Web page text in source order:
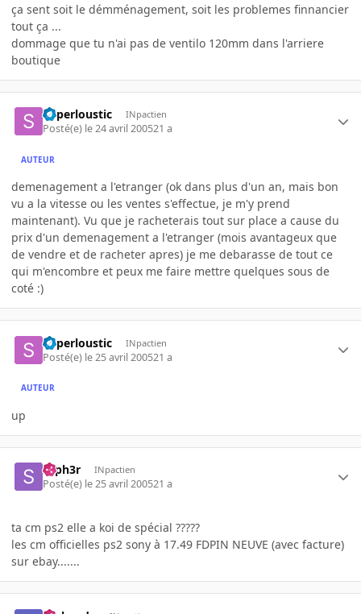
ça sent soit le démménagement, soit les problemes finnancier
tout ça ...
dommage que tu n'ai pas de ventilo 120mm dans l'arriere
boutique
Superloustic INpactien
Posté(e) le 24 avril 200521 a
AUTEUR
demenagement a l'etranger (ok dans plus d'un an, mais bon
vu a la vitesse ou les ventes s'effectue, je m'y prend
maintenant). Vu que je racheterais tout sur place a cause du
prix d'un demenagement a l'etranger (mois avantageux que
de vendre et de racheter apres) je me debarasse de tout ce
qui m'encombre et peux me faire mettre quelques sous de
coté :)
Superloustic INpactien
Posté(e) le 25 avril 200521 a
AUTEUR
up
syph3r INpactien
Posté(e) le 25 avril 200521 a
ta cm ps2 elle a koi de spécial ?????
les cm officielles ps2 sony à 17.49 FDPIN NEUVE (avec facture)
sur ebay.......